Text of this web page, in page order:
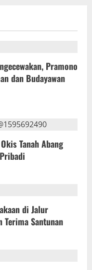
Pramono
dan Budayawan
Tanah Abang
di Jalur
Santunan